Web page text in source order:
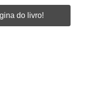
do livro!